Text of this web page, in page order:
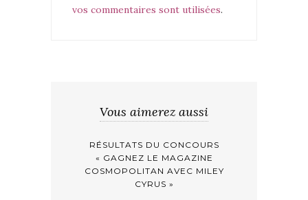
vos commentaires sont utilisées.
Vous aimerez aussi
RÉSULTATS DU CONCOURS
« GAGNEZ LE MAGAZINE
COSMOPOLITAN AVEC MILEY
CYRUS »